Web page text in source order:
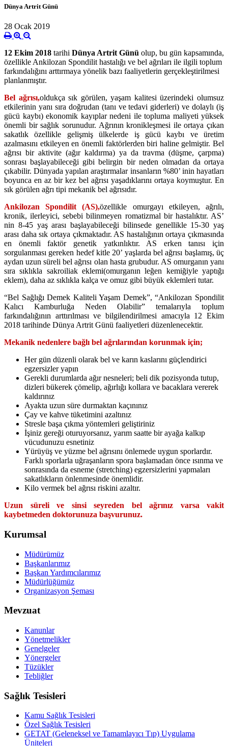
Dünya Artrit Günü
28 Ocak 2019
12 Ekim 2018 tarihi Dünya Artrit Günü olup, bu gün kapsamında,
özellikle Ankilozan Spondilit hastalığı ve bel ağrıları ile ilgili toplum
farkındalığını arttırmaya yönelik bazı faaliyetlerin gerçekleştirilmesi
planlanmıştır.
Bel ağrısı,oldukça sık görülen, yaşam kalitesi üzerindeki olumsuz
etkilerinin yanı sıra doğrudan (tanı ve tedavi giderleri) ve dolaylı (iş
gücü kaybı) ekonomik kayıplar nedeni ile topluma maliyeti yüksek
önemli bir sağlık sorunudur. Ağrının kronikleşmesi ile ortaya çıkan
sakatlık özellikle gelişmiş ülkelerde iş gücü kaybı ve üretim
azalmasını etkileyen en önemli faktörlerden biri haline gelmiştir. Bel
ağrısı bir aktivite (ağır kaldırma) ya da travma (düşme, çarpma)
sonrası başlayabileceği gibi belirgin bir neden olmadan da ortaya
çıkabilir. Dünyada yapılan araştırmalar insanların %80’ inin hayatları
boyunca en az bir kez bel ağrısı yaşadıklarını ortaya koymuştur. En
sık görülen ağrı tipi mekanik bel ağrısıdır.
Ankilozan Spondilit (AS),özellikle omurgayı etkileyen, ağrılı,
kronik, ilerleyici, sebebi bilinmeyen romatizmal bir hastalıktır. AS’
nin 8-45 yaş arası başlayabileceği bilinsede genellikle 15-30 yaş
arası daha sık ortaya çıkmaktadır. AS hastalığının ortaya çıkmasında
en önemli faktör genetik yatkınlıktır. AS erken tanısı için
sorgulanması gereken hedef kitle 20’ yaşlarda bel ağrısı başlamış, üç
aydan uzun süreli bel ağrısı olan hasta grubudur. AS omurganın yanı
sıra sıklıkla sakroiliak eklemi(omurganın leğen kemiğiyle yaptığı
eklem), daha az sıklıkla kalça ve omuz gibi büyük eklemleri tutar.
“Bel Sağlığı Demek Kaliteli Yaşam Demek”, “Ankilozan Spondilit
Kalıcı Kamburluğa Neden Olabilir” temalarıyla toplum
farkındalığının arttırılması ve bilgilendirilmesi amacıyla 12 Ekim
2018 tarihinde Dünya Artrit Günü faaliyetleri düzenlenecektir.
Mekanik nedenlere bağlı bel ağrılarından korunmak için;
Her gün düzenli olarak bel ve karın kaslarını güçlendirici
egzersizler yapın
Gerekli durumlarda ağır nesneleri; beli dik pozisyonda tutup,
dizleri bükerek çömelip, ağırlığı kollara ve bacaklara vererek
kaldırınız
Ayakta uzun süre durmaktan kaçınınız
Çay ve kahve tüketimini azaltınız
Stresle başa çıkma yöntemleri geliştiriniz
İşiniz gereği oturuyorsanız, yarım saatte bir ayağa kalkıp
vücudunuzu esnetiniz
Yürüyüş ve yüzme bel ağrısını önlemede uygun sporlardır.
Farklı sporlarla uğraşanların spora başlamadan önce ısınma ve
sonrasında da esneme (stretching) egzersizlerini yapmaları
sakatlıkların önlenmesinde önemlidir.
Kilo vermek bel ağrısı riskini azaltır.
Uzun süreli ve sinsi seyreden bel ağrınız varsa vakit
kaybetmeden doktorunuza başvurunuz.
Kurumsal
Müdürümüz
Başkanlarımız
Başkan Yardımcılarımız
Müdürlüğümüz
Organizasyon Şeması
Mevzuat
Kanunlar
Yönetmelikler
Genelgeler
Yönergeler
Tüzükler
Tebliğler
Sağlık Tesisleri
Kamu Sağlık Tesisleri
Özel Sağlık Tesisleri
GETAT (Geleneksel ve Tamamlayıcı Tıp) Uygulama
Üniteleri